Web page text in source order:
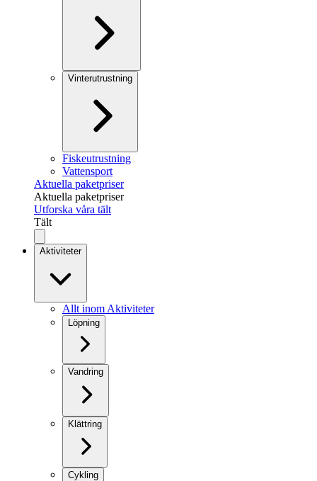
Vinterutrustning
Fiskeutrustning
Vattensport
Aktuella paketpriser
Aktuella paketpriser
Utforska våra tält
Tält
Aktiviteter
Allt inom Aktiviteter
Löpning
Vandring
Klättring
Cykling